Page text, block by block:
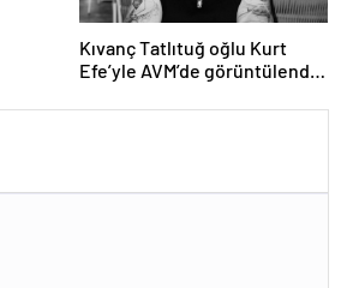
Kıvanç Tatlıtuğ oğlu Kurt
Efe’yle AVM’de görüntülendi!